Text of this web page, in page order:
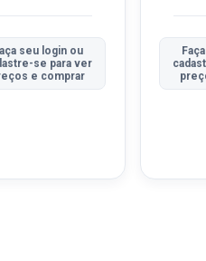
seu login ou
se para ver
e comprar